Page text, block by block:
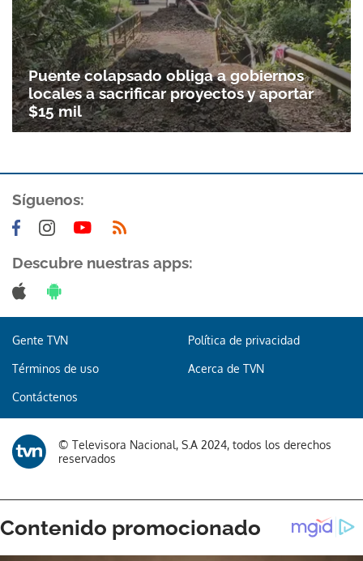
Gracias por suscribirte a nuestro boletín.
Puente colapsado obliga a gobiernos
locales a sacrificar proyectos y aportar
$15 mil
Síguenos:
Descubre nuestras apps:
Gente TVN Política de privacidad
Términos de uso Acerca de TVN
Contáctenos
© Televisora Nacional, S.A 2024, todos los derechos
reservados